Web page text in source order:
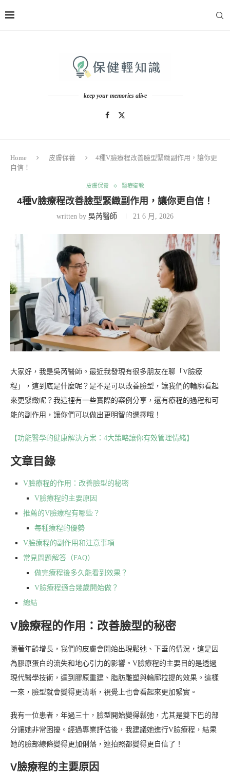
keep your memories alive
Home 皮膚保養
4種V臉療程改善臉型緊緻副作用，讓你更
自信！
皮膚保養 醫療衛教
4種V臉療程改善臉型緊緻副作用，讓你更自信！
written by 吳芮醫師 21 6 月, 2026
大家好，我是吳芮醫師。最近我發現有很多朋友在聊「V臉療
程」，這到底是什麼呢？是不是可以改善臉型，讓我們的輪廓看起
來更緊緻呢？我這裡有一些實際的案例分享，還有療程的過程和可
能的副作用，讓你們可以做出更明智的選擇哦！
【功能醫學的健康解決方案：4大策略讓你有效管理情緒】
文章目錄
V臉療程的作用：改善臉型的秘密
V臉療程的主要原因
推薦的V臉療程有哪些？
每種療程的優勢
V臉療程的副作用和注意事項
常見問題解答（FAQ）
做完療程後多久能看到效果？
V臉療程適合幾歲開始做？
總結
V臉療程的作用：改善臉型的秘密
隨著年齡增長，我們的皮膚會開始出現鬆弛、下垂的情況，這是因
為膠原蛋白的流失和地心引力的影響。V臉療程的主要目的是透過
現代醫學技術，達到膠原重建、脂肪雕塑與輪廓拉提的效果。這樣
一來，臉型就會變得更清晰，視覺上也會看起來更加緊實。
我有一位患者，年過三十，臉型開始變得鬆弛，尤其是雙下巴的部
分讓她非常困擾。經過專業評估後，我建議她進行V臉療程，結果
她的臉部線條變得更加俐落，連拍照都變得更自信了！
V臉療程的主要原因